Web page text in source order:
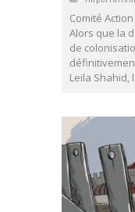
Comité
Alors que la
de
Leila Shahid,